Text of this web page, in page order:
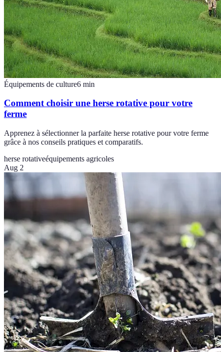
Équipements de culture6 min
Comment choisir une herse rotative pour votre
ferme
Apprenez à sélectionner la parfaite herse rotative pour votre ferme
grâce à nos conseils pratiques et comparatifs.
herse rotativeéquipements agricoles
Aug 2